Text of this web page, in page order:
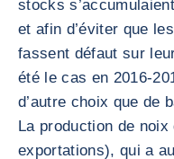
stocks
et afin d’éviter que
fassent défaut sur
été le cas en 2016-
d’autre choix que de
La production de
exportations), qui a